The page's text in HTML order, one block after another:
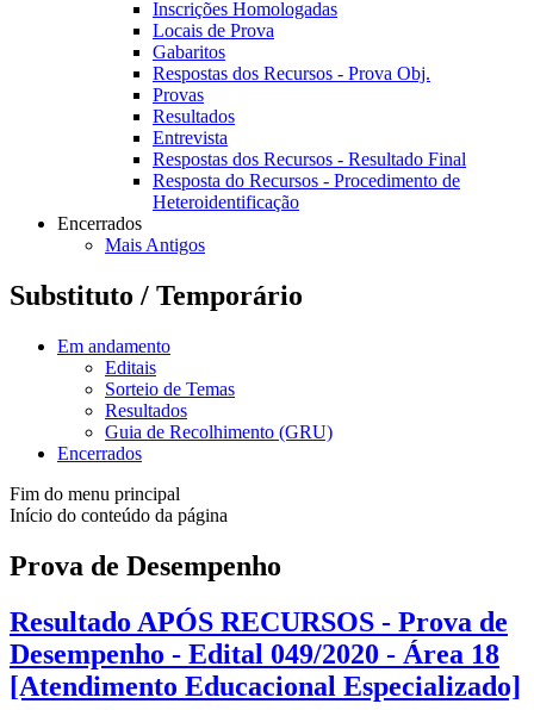
Inscrições Homologadas
Locais de Prova
Gabaritos
Respostas dos Recursos - Prova Obj.
Provas
Resultados
Entrevista
Respostas dos Recursos - Resultado Final
Resposta do Recursos - Procedimento de
Heteroidentificação
Encerrados
Mais Antigos
Substituto / Temporário
Em andamento
Editais
Sorteio de Temas
Resultados
Guia de Recolhimento (GRU)
Encerrados
Fim do menu principal
Início do conteúdo da página
Prova de Desempenho
Resultado APÓS RECURSOS - Prova de
Desempenho - Edital 049/2020 - Área 18
[Atendimento Educacional Especializado]